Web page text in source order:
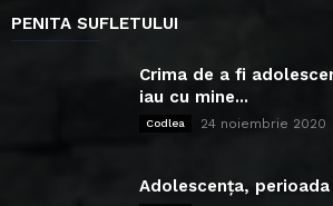
PENITA SUFLETULUI
Crima de a fi
iau cu mine...
Codlea 24 noiembrie 2020
Adolescența,